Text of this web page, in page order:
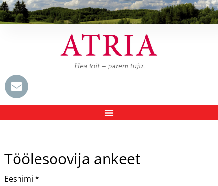
Töölesoovija ankeet
Eesnimi *